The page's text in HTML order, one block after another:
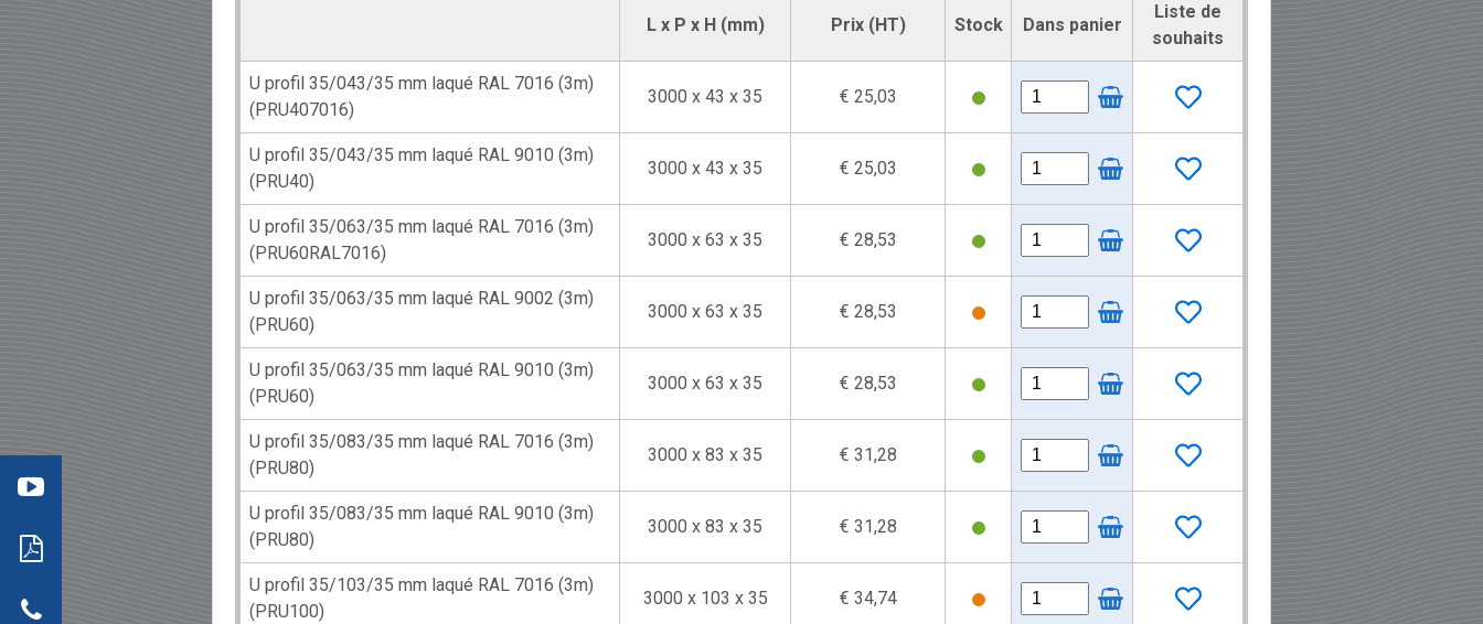
L x P x H (mm) Prix (HT) Stock Dans panier
Liste de
souhaits
U profil 35/043/35 mm laqué RAL 7016 (3m)
(PRU407016)
3000 x 43 x 35 € 25,03
U profil 35/043/35 mm laqué RAL 9010 (3m)
(PRU40)
3000 x 43 x 35 € 25,03
U profil 35/063/35 mm laqué RAL 7016 (3m)
(PRU60RAL7016)
3000 x 63 x 35 € 28,53
U profil 35/063/35 mm laqué RAL 9002 (3m)
(PRU60)
3000 x 63 x 35 € 28,53
U profil 35/063/35 mm laqué RAL 9010 (3m)
(PRU60)
3000 x 63 x 35 € 28,53
U profil 35/083/35 mm laqué RAL 7016 (3m)
(PRU80)
3000 x 83 x 35 € 31,28
U profil 35/083/35 mm laqué RAL 9010 (3m)
(PRU80)
3000 x 83 x 35 € 31,28
U profil 35/103/35 mm laqué RAL 7016 (3m)
(PRU100)
3000 x 103 x 35 € 34,74
les